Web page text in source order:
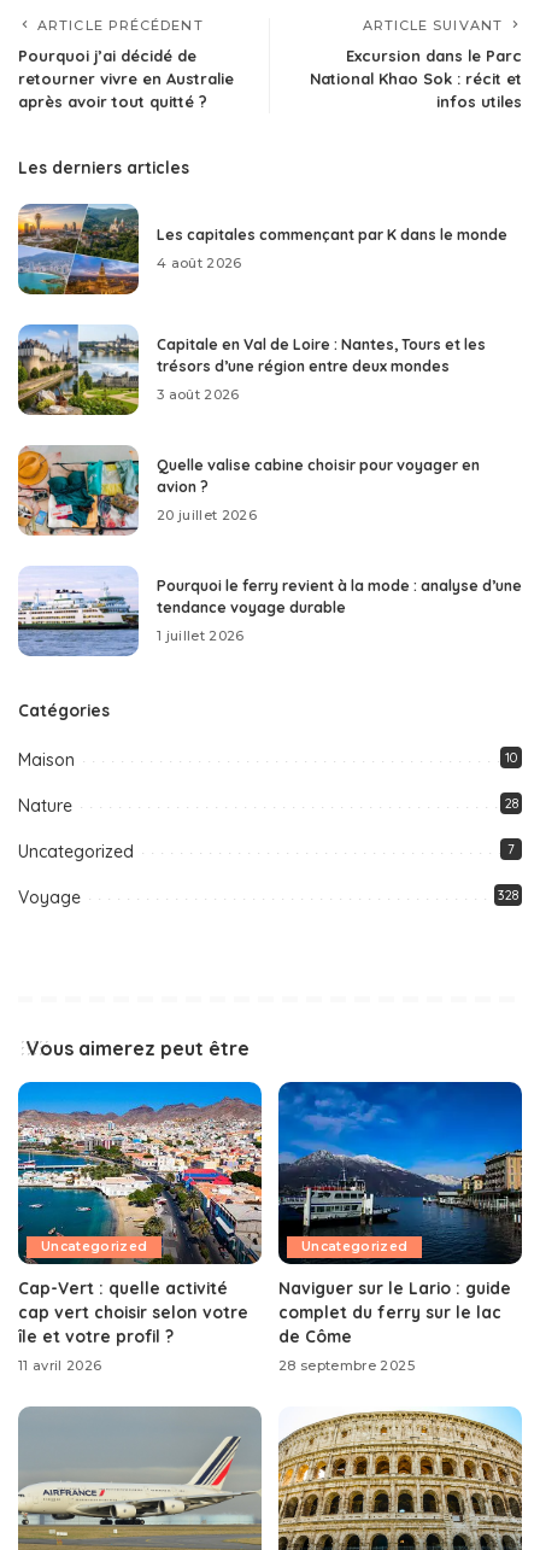
ARTICLE PRÉCÉDENT
Pourquoi j’ai décidé de
retourner vivre en Australie
après avoir tout quitté ?
ARTICLE SUIVANT
Excursion dans le Parc
National Khao Sok : récit et
infos utiles
Les derniers articles
Les capitales commençant par K dans le monde
4 août 2026
Capitale en Val de Loire : Nantes, Tours et les
trésors d’une région entre deux mondes
3 août 2026
Quelle valise cabine choisir pour voyager en
avion ?
20 juillet 2026
Pourquoi le ferry revient à la mode : analyse d’une
tendance voyage durable
1 juillet 2026
Catégories
Maison 10
Nature 28
Uncategorized 7
Voyage 328
Vous aimerez peut être
Uncategorized
Cap-Vert : quelle activité
cap vert choisir selon votre
île et votre profil ?
11 avril 2026
Uncategorized
Naviguer sur le Lario : guide
complet du ferry sur le lac
de Côme
28 septembre 2025